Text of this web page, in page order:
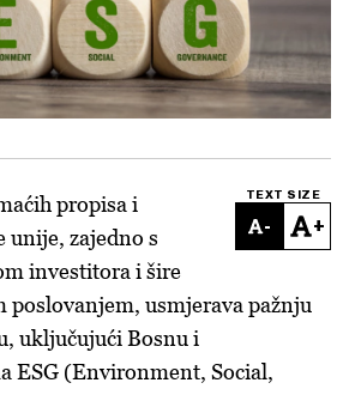
TEXT SIZE
- +
propisa i
unije, zajedno s
investitora i šire
poslovanjem, usmjerava pažnju
uključujući Bosnu i
ESG (Environment, Social,